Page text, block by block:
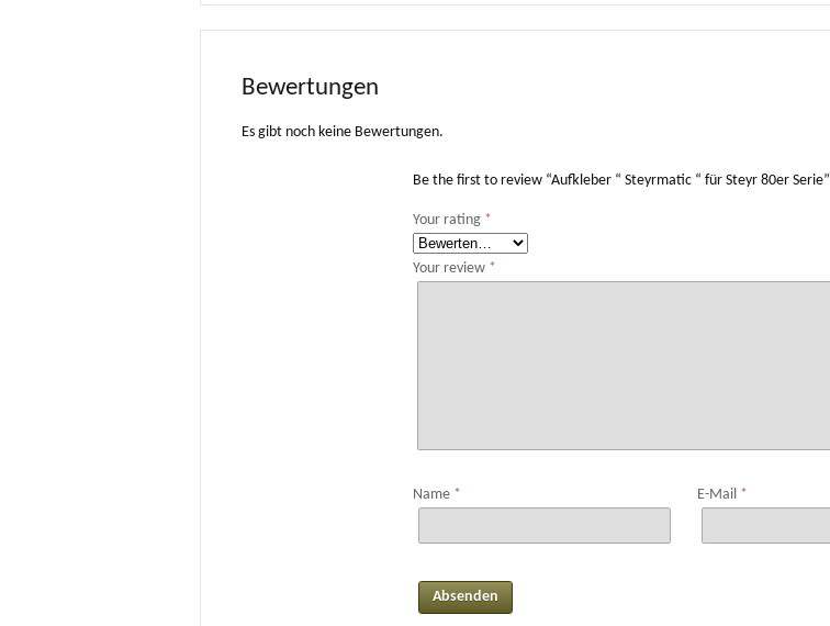
Bewertungen
Es gibt noch keine Bewertungen.
Be the first to review “Aufkleber “ Steyrmatic “ für Steyr 80er Serie”
Your rating *
Your review *
Name * E-Mail *